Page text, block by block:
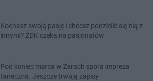
Kochasz swoją pasję i chcesz podzielić się nią z
innymi? ŻDK czeka na pasjonatów
Pod koniec marca w Żarach spora impreza
taneczna. Jeszcze trwają zapisy